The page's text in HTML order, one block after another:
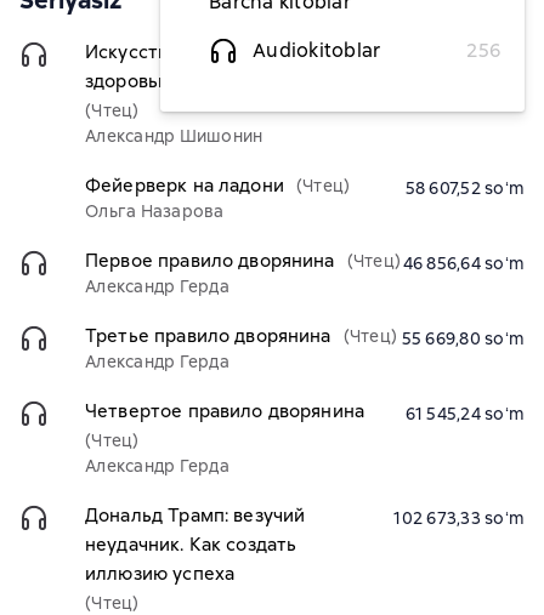
Audiokitoblar
256
Искусство здоровья. Ваш путь к
здоровью и долголетию
(Чтец)
Александр Шишонин
80 640,42 soʻm
Фейерверк на ладони
(Чтец)
Ольга Назарова
58 607,52 soʻm
Первое правило дворянина
(Чтец)
Александр Герда
46 856,64 soʻm
Третье правило дворянина
(Чтец)
Александр Герда
55 669,80 soʻm
Четвертое правило дворянина
(Чтец)
Александр Герда
61 545,24 soʻm
Дональд Трамп: везучий
неудачник. Как создать
иллюзию успеха
(Чтец)
102 673,33 soʻm